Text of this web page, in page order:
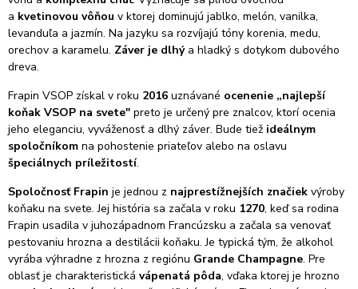
a kvetinovou vôňou v ktorej dominujú jablko, melón, vanilka,
levanduľa a jazmín. Na jazyku sa rozvíjajú tóny korenia, medu,
orechov a karamelu. Záver je dlhýa hladký s dotykom dubového
dreva.
Frapin VSOP získal v roku 2016 uznávané ocenenie „najlepší
koňak VSOP na svete" preto je určený pre znalcov, ktorí ocenia
jeho eleganciu, vyváženosť a dlhý záver. Bude tiež ideálnym
spoločníkom na pohostenie priateľov alebo na oslavu
špeciálnych príležitostí.
Spoločnosť Frapin je jednou z najprestížnejších značiek výroby
koňaku na svete. Jej história sa začala v roku 1270, keď sa rodina
Frapin usadila v juhozápadnom Francúzsku a začala sa venovať
pestovaniu hrozna a destilácii koňaku. Je typická tým, že alkohol
vyrába výhradne z hrozna z regiónu Grande Champagne. Pre
oblasť je charakteristická vápenatá pôda, vďaka ktorej je hrozno